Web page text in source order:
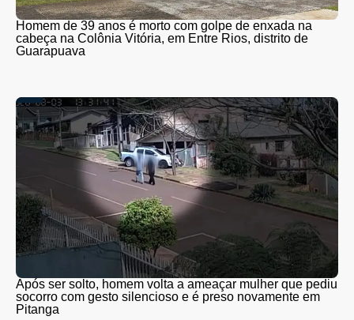
Homem de 39 anos é morto com golpe de enxada na
cabeça na Colônia Vitória, em Entre Rios, distrito de
Guarapuava
Após ser solto, homem volta a ameaçar mulher que pediu
socorro com gesto silencioso e é preso novamente em
Pitanga